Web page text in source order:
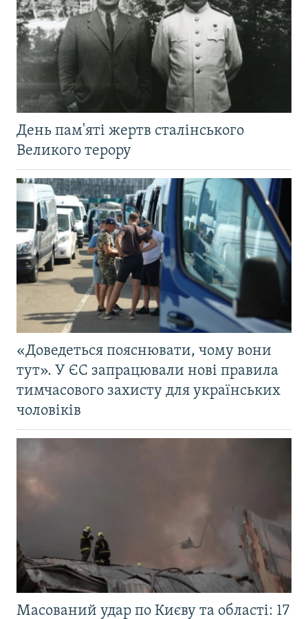
День пам'яті жертв сталінського
Великого терору
«Доведеться пояснювати, чому вони
тут». У ЄС запрацювали нові правила
тимчасового захисту для українських
чоловіків
Масований удар по Києву та області: 17